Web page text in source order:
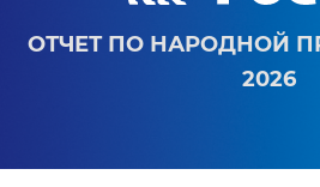
ОТЧЕТ ПО НАРОДНОЙ
2026